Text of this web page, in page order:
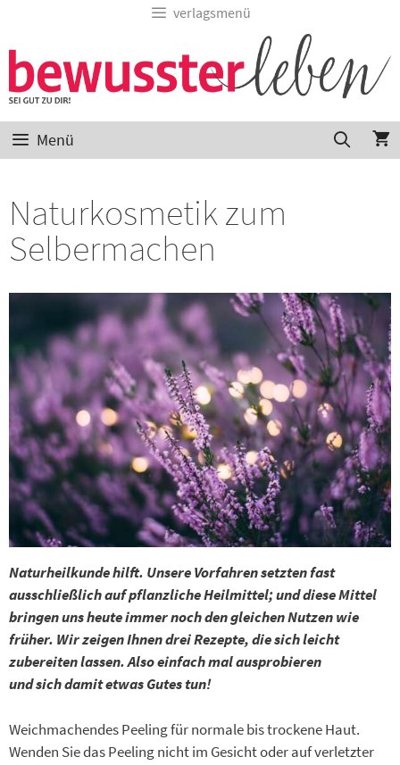
verlagsmenü
Menü
Naturkosmetik zum
Selbermachen
Naturheilkunde hilft. Unsere Vorfahren setzten fast
ausschließlich auf pflanzliche Heilmittel; und diese Mittel
bringen uns heute immer noch den gleichen Nutzen wie
früher. Wir zeigen Ihnen drei Rezepte, die sich leicht
zubereiten lassen. Also einfach mal ausprobieren
und sich damit etwas Gutes tun!
Weichmachendes Peeling für normale bis trockene Haut.
Wenden Sie das Peeling nicht im Gesicht oder auf verletzter